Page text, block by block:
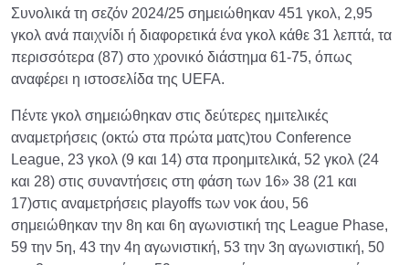
Συνολικά τη σεζόν 2024/25 σημειώθηκαν 451 γκολ, 2,95
γκολ ανά παιχνίδι ή διαφορετικά ένα γκολ κάθε 31 λεπτά, τα
περισσότερα (87) στο χρονικό διάστημα 61-75, όπως
αναφέρει η ιστοσελίδα της UEFA.
Πέντε γκολ σημειώθηκαν στις δεύτερες ημιτελικές
αναμετρήσεις (οκτώ στα πρώτα ματς)του Conference
League, 23 γκολ (9 και 14) στα προημιτελικά, 52 γκολ (24
και 28) στις συναντήσεις στη φάση των 16» 38 (21 και
17)στις αναμετρήσεις playoffs των νοκ άου, 56
σημειώθηκαν την 8η και 6η αγωνιστική της League Phase,
59 την 5η, 43 την 4η αγωνιστική, 53 την 3η αγωνιστική, 50